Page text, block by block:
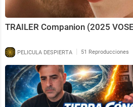
TRAILER Companion (2025
PELICULA DESPIERTA | 51 Reproducciones